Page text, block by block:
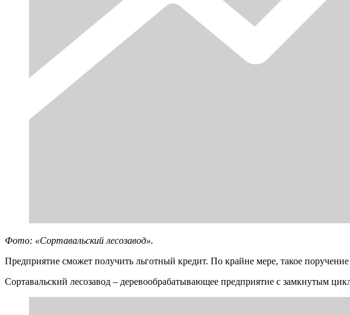
Фото: «Сортавальский лесозавод».
Предприятие сможет получить льготный кредит. По крайне мере, такое
Сортавальский лесозавод – деревообрабатывающее предприятие с замкнутым